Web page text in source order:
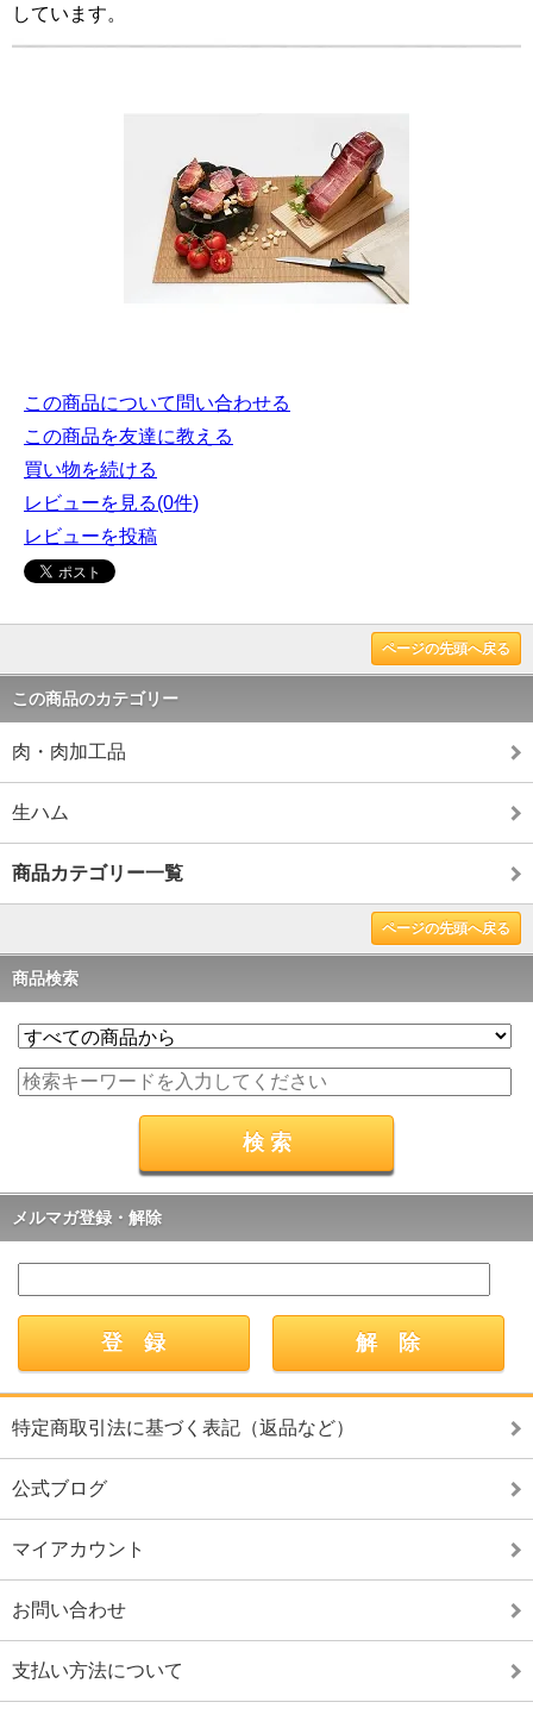
しています。
この商品について問い合わせる
この商品を友達に教える
買い物を続ける
レビューを見る(0件)
レビューを投稿
ページの先頭へ戻る
この商品のカテゴリー
肉・肉加工品
生ハム
商品カテゴリー一覧
ページの先頭へ戻る
商品検索
メルマガ登録・解除
特定商取引法に基づく表記（返品など）
公式ブログ
マイアカウント
お問い合わせ
支払い方法について